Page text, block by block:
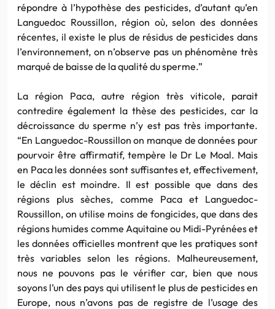
répondre à l’hypothèse des pesticides, d’autant qu’en
Languedoc Roussillon, région où, selon des données
récentes, il existe le plus de résidus de pesticides dans
l’environnement, on n’observe pas un phénomène très
marqué de baisse de la qualité du sperme.”
La région Paca, autre région très viticole, parait
contredire également la thèse des pesticides, car la
décroissance du sperme n’y est pas très importante.
“En Languedoc-Roussillon on manque de données pour
pourvoir être affirmatif, tempère le Dr Le Moal. Mais
en Paca les données sont suffisantes et, effectivement,
le déclin est moindre. Il est possible que dans des
régions plus sèches, comme Paca et Languedoc-
Roussillon, on utilise moins de fongicides, que dans des
régions humides comme Aquitaine ou Midi-Pyrénées et
les données officielles montrent que les pratiques sont
très variables selon les régions. Malheureusement,
nous ne pouvons pas le vérifier car, bien que nous
soyons l’un des pays qui utilisent le plus de pesticides en
Europe, nous n’avons pas de registre de l’usage des